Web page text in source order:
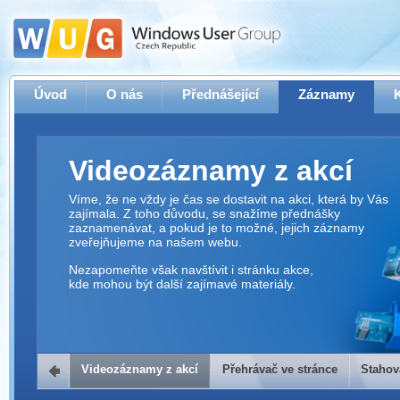
Úvod O nás Přednášející Záznamy
Videozáznamy z akcí
Víme, že ne vždy je čas se dostavit na akci, která by Vás
zajímala. Z toho důvodu, se snažíme přednášky
zaznamenávat, a pokud je to možné, jejich záznamy
zveřejňujeme na našem webu.
Nezapomeňte však navštívit i stránku akce,
kde mohou být další zajímavé materiály.
Přehrávač ve stránce
Videozáznamy z akcí Přehrávač ve stránce